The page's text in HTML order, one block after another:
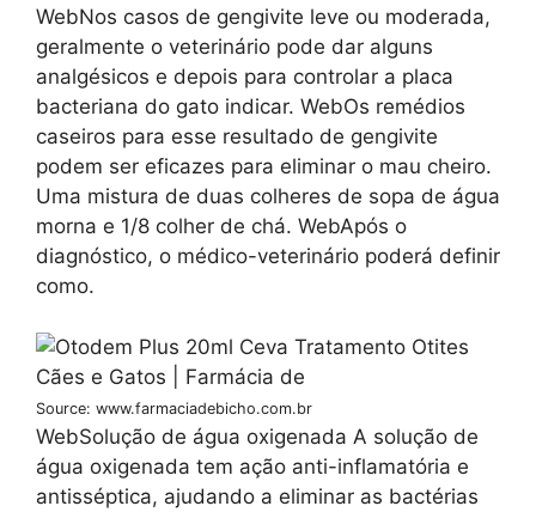
WebNos casos de gengivite leve ou moderada,
geralmente o veterinário pode dar alguns
analgésicos e depois para controlar a placa
bacteriana do gato indicar. WebOs remédios
caseiros para esse resultado de gengivite
podem ser eficazes para eliminar o mau cheiro.
Uma mistura de duas colheres de sopa de água
morna e 1/8 colher de chá. WebApós o
diagnóstico, o médico-veterinário poderá definir
como.
Source: www.farmaciadebicho.com.br
WebSolução de água oxigenada A solução de
água oxigenada tem ação anti-inflamatória e
antisséptica, ajudando a eliminar as bactérias